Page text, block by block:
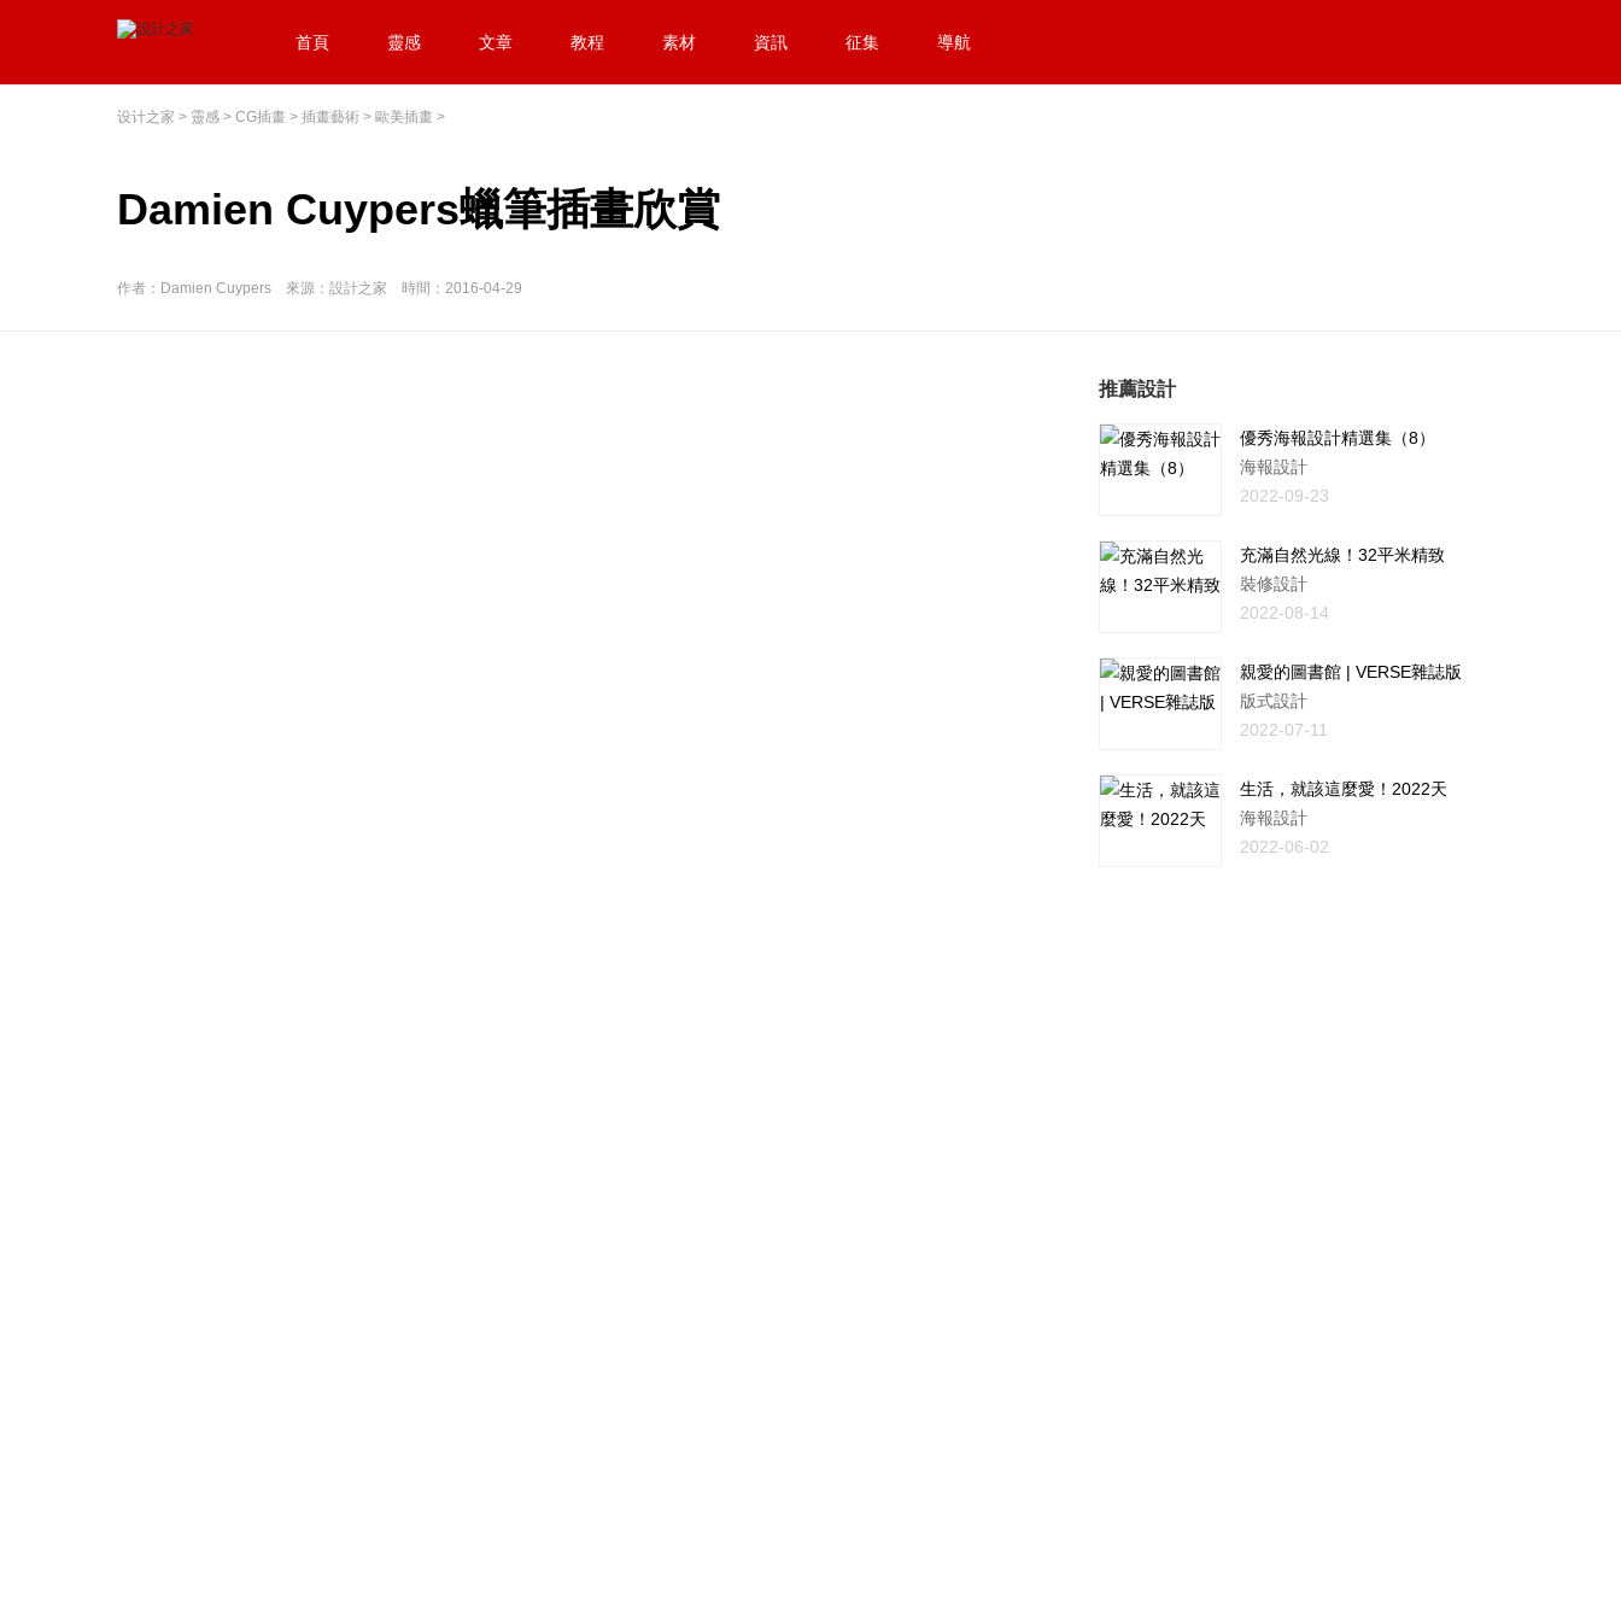
首頁 靈感 文章 教程 素材 資訊 征集 導航
设计之家 > 靈感 > CG插畫 > 插畫藝術 > 歐美插畫 >
Damien Cuypers蠟筆插畫欣賞
作者：Damien Cuypers 來源：設計之家 時間：2016-04-29
推薦設計
優秀海報設計精選集（8）
海報設計
2022-09-23
充滿自然光線！32平米精致
裝修設計
2022-08-14
親愛的圖書館 | VERSE雜誌版
版式設計
2022-07-11
生活，就該這麼愛！2022天
海報設計
2022-06-02